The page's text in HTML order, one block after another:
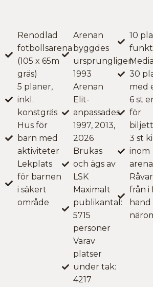
Renodlad
fotbollsarena
(105 x 65m
gräs)
5 planer,
inkl.
konstgräs
Hus för
barn med
aktiviteter
Lekplats
för barnen
i säkert
område
Arenan
byggdes
ursprungligen
1993
Arenan
Elit-
anpassades
1997, 2013,
2026
Brukas
och ägs av
LSK
Maximalt
publikantal:
5715
personer
Varav
platser
under tak:
4217
10
30
med
6 st
för
3 st
inom
från i
hand